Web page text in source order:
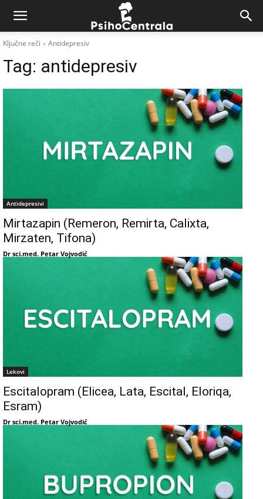
Ključne reči Antidepresiv
Tag: antidepresiv
Antidepresivi
Mirtazapin (Remeron, Remirta, Calixta,
Mirzaten, Tifona)
Dr sci.med. Petar Vojvodić
Lekovi
Escitalopram (Elicea, Lata, Escital, Eloriqa,
Esram)
Dr sci.med. Petar Vojvodić